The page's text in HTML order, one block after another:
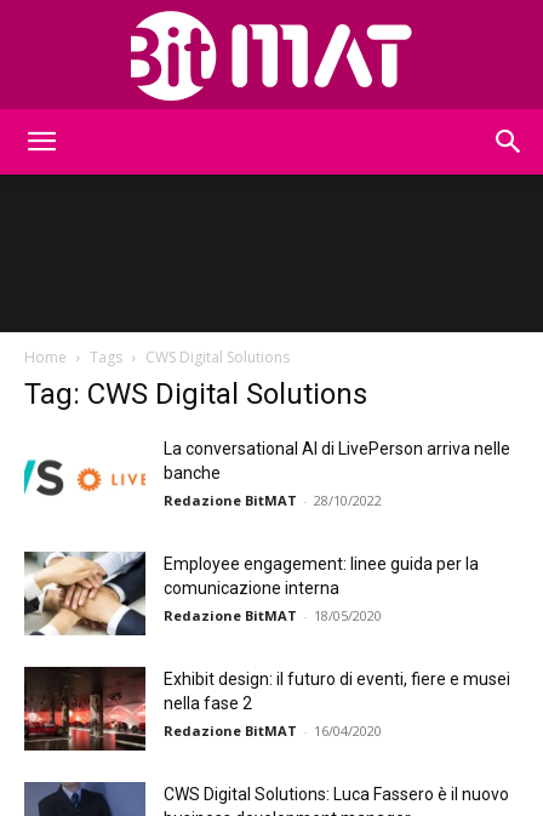
Home Tags CWS Digital Solutions
Tag: CWS Digital Solutions
La conversational AI di LivePerson arriva nelle
banche
Redazione BitMAT - 28/10/2022
Employee engagement: linee guida per la
comunicazione interna
Redazione BitMAT - 18/05/2020
Exhibit design: il futuro di eventi, fiere e musei
nella fase 2
Redazione BitMAT - 16/04/2020
CWS Digital Solutions: Luca Fassero è il nuovo